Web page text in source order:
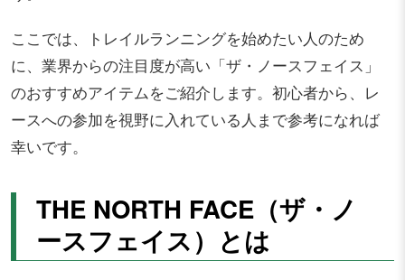
ここでは、トレイルランニングを始めたい人のため
に、業界からの注目度が高い「ザ・ノースフェイス」
のおすすめアイテムをご紹介します。初心者から、レ
ースへの参加を視野に入れている人まで参考になれば
幸いです。
THE NORTH FACE（ザ・ノ
ースフェイス）とは